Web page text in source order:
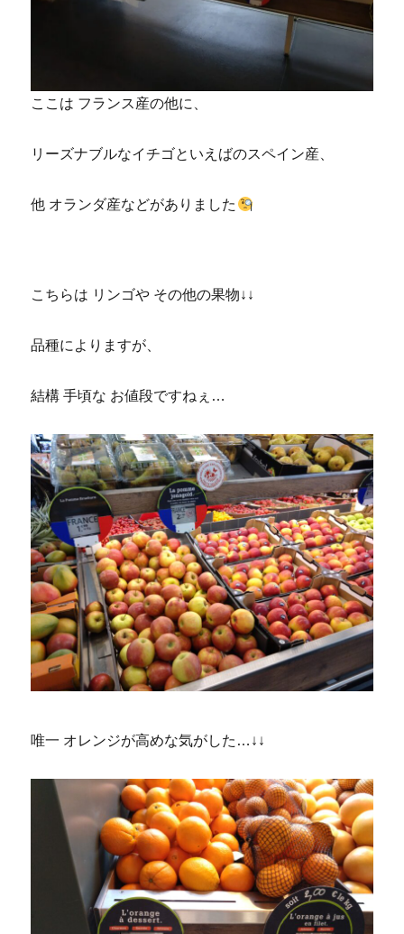
ここは フランス産の他に、
リーズナブルなイチゴといえばのスペイン産、
他 オランダ産などがありました
こちらは リンゴや その他の果物↓↓
品種によりますが、
結構 手頃な お値段ですねぇ…
唯一 オレンジが高めな気がした…↓↓